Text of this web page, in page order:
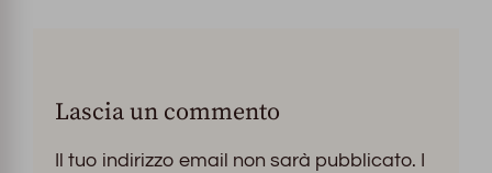
Lascia un commento
Il tuo indirizzo email non sarà pubblicato.